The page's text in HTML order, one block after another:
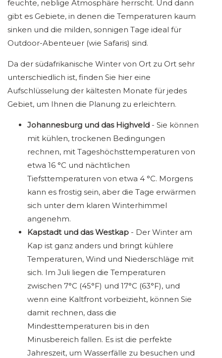
feuchte, neblige Atmosphäre herrscht. Und dann
gibt es Gebiete, in denen die Temperaturen kaum
sinken und die milden, sonnigen Tage ideal für
Outdoor-Abenteuer (wie Safaris) sind.
Da der südafrikanische Winter von Ort zu Ort sehr
unterschiedlich ist, finden Sie hier eine
Aufschlüsselung der kältesten Monate für jedes
Gebiet, um Ihnen die Planung zu erleichtern.
Johannesburg und das Highveld - Sie können
mit kühlen, trockenen Bedingungen
rechnen, mit Tageshöchsttemperaturen von
etwa 16 °C und nächtlichen
Tiefsttemperaturen von etwa 4 °C. Morgens
kann es frostig sein, aber die Tage erwärmen
sich unter dem klaren Winterhimmel
angenehm.
Kapstadt und das Westkap - Der Winter am
Kap ist ganz anders und bringt kühlere
Temperaturen, Wind und Niederschläge mit
sich. Im Juli liegen die Temperaturen
zwischen 7°C (45°F) und 17°C (63°F), und
wenn eine Kaltfront vorbeizieht, können Sie
damit rechnen, dass die
Mindesttemperaturen bis in den
Minusbereich fallen. Es ist die perfekte
Jahreszeit, um Wasserfälle zu besuchen und